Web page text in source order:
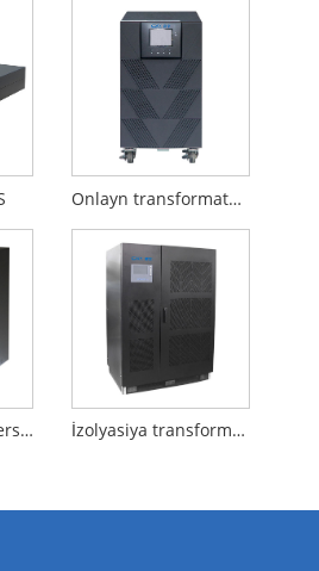
Onlayn transformator əsaslı sənaye UPS
Online Transformersiz Kommersiya UPS İzolyasiya transformatoru ilə onlayn UPS